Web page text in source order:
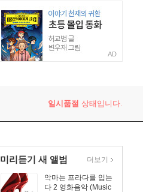
AD
일시품절 상태입니다.
미리듣기 새 앨범
악마는 프라다를 입는
다 2 영화음악 (Music
더보기